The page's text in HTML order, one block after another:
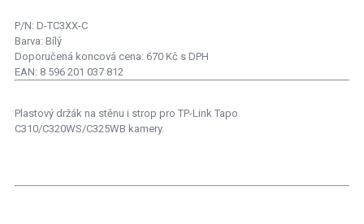
P/N: D-TC3XX-C
Barva: Bílý
Doporučená koncová cena: 670 Kč s DPH
EAN: 8 596 201 037 812
Plastový držák na stěnu i strop pro TP-Link Tapo
C310/C320WS/C325WB kamery.